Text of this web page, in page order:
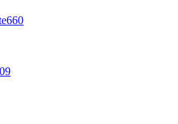
660